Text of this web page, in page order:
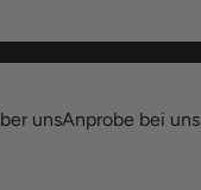
unsAnprobe bei uns